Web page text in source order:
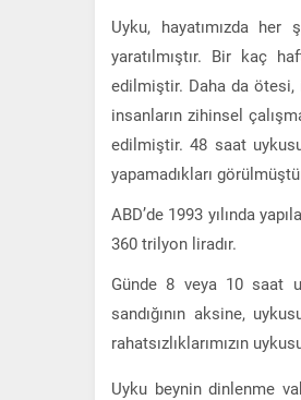
Uyku, hayatımızda
yaratılmıştır. Bir kaç
edilmiştir. Daha da ötesi,
insanların zihinsel
edilmiştir. 48 saat
yapamadıkları
ABD’de 1993 yılında
360 trilyon liradır.
Günde 8 veya 10 saat
sandığının aksine,
rahatsızlıklarımızın
Uyku beynin dinlenme